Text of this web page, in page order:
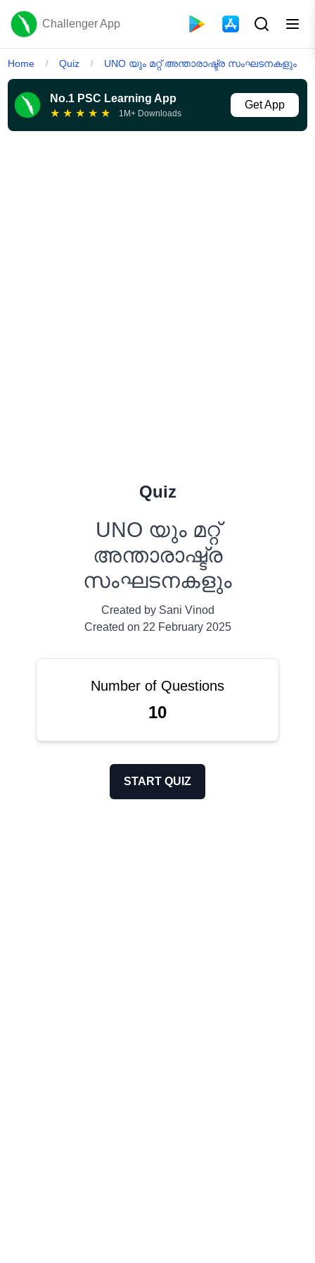
Challenger App
Home / Quiz / UNO യും മറ്റ് അന്താരാഷ്ട്ര സംഘടനകളും
No.1 PSC Learning App
★ ★ ★ ★ ★ 1M+ Downloads
Get App
Quiz
UNO യും മറ്റ്
അന്താരാഷ്ട്ര
സംഘടനകളും
Created by Sani Vinod
Created on 22 February 2025
Number of Questions
10
START QUIZ